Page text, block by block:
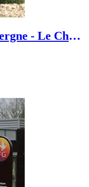
- Le Choix